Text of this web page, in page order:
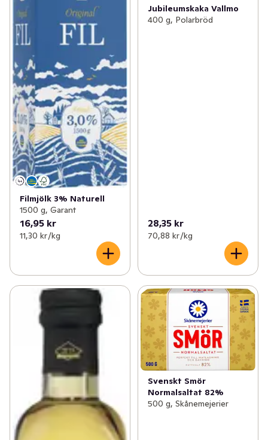
Filmjölk 3% Naturell
1500 g, Garant
16,95 kr
11,30 kr /kg
Jubileumskaka Vallmo
400 g, Polarbröd
28,35 kr
70,88 kr /kg
Svenskt Smör
Normalsaltat 82%
500 g, Skånemejerier